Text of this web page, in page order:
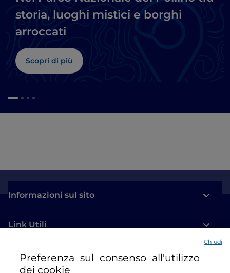
storia, luoghi mistici e borghi
arroccati
Scopri di più
Informazioni sul sito
Link Utili
Login
Preferenza sul consenso all'utilizzo
dei cookie
Chiudi